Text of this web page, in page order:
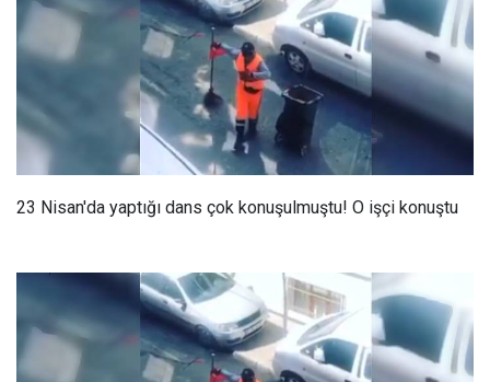
23 Nisan'da yaptığı dans çok konuşulmuştu! O işçi konuştu